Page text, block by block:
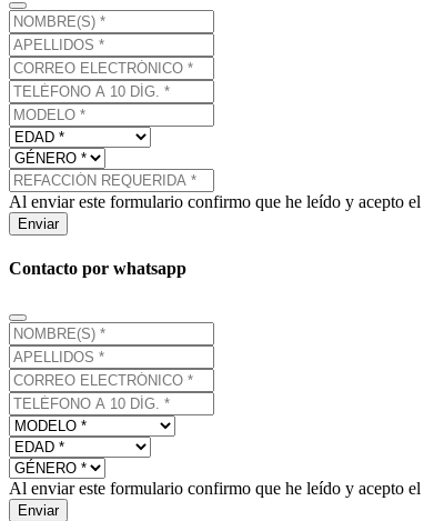
Al enviar este formulario confirmo que he leído y acepto el
Enviar
Contacto por whatsapp
Al enviar este formulario confirmo que he leído y acepto el
Enviar